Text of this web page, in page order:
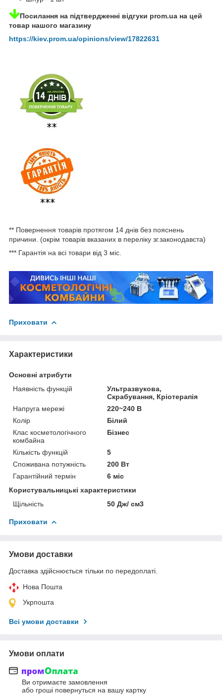
Посилання на підтвердженні відгуки prom.ua на цей
товар нашого магазину
https://kiev.prom.ua/opinions/view/17822631
** Повернення товарів протягом 14 днів без пояснень
причини. (окрім товарів вказаних в переліку зг.законодавста)
*** Гарантія на всі товари від 3 міс.
Приховати
Характеристики
Основні атрибути
Наявність функцій
Ультразвукова,
Скрабування, Кріотерапія
Напруга мережі
220~240 В
Колір
Білий
Клас косметологічного
комбайна
Бізнес
Кількість функцій
5
Споживана потужність
200 Вт
Гарантійний термін
6 міс
Користувальницькі характеристики
Щільність
50 Дж/ см3
Приховати
Умови доставки
Доставка здійснюється тільки по передоплаті.
Нова Пошта
Укрпошта
Всі умови доставки
Умови оплати
Ви отримаєте замовлення
або гроші повернуться на вашу картку